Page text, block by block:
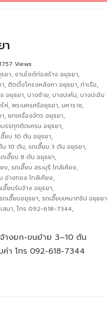
Views
ยา, งานไซต์ก่อสร้าง อยุธยา,
, ติดตั้งโครงหลังคา อยุธยา, ท่าเรือ,
อยุธยา, บางซ้าย, บางปะหัน, บางปะอิน
ห่, พระนครศรีอยุธยา, มหาราช,
, ยกเครื่องจักร อยุธยา,
รรทุกติดเครน อยุธยา,
ฮี๊ยบ 10 ตัน อยุธยา,
น 10 ตัน, รถเฮี๊ยบ 3 ตัน อยุธยา,
ถเฮี๊ยบ 8 ตัน อยุธยา,
ง, รถเฮี๊ยบ สระบุรี ใกล้เคียง,
อ่างทอง ใกล้เคียง,
ฮี๊ยบรับจ้าง อยุธยา,
รถเฮี๊ยบอยุธยา, รถเฮี๊ยบเหมาทริป อยุธยา
เสนา, โทร 092-618-7344,
างยก-ขนย้าย 3–10 ตัน
ค่า โทร 092-618-7344